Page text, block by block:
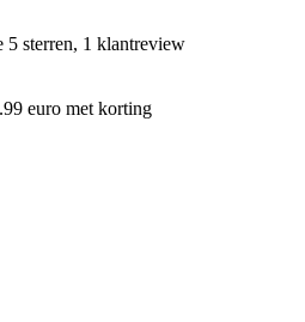
5 sterren, 1 klantreview
euro met korting